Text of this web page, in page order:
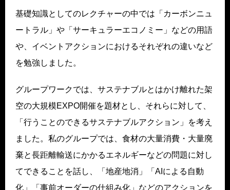
基礎知識としてのレクチャーの中では「カーボンニュ
ートラル」や「サーキュラーエコノミー」などの用語
や、イベントアクションにおけるそれぞれの違いなど
を勉強しました。
グループワークでは、サステナブルとはかけ離れた架
空の大規模EXPO開催を題材とし、それらに対して、
「行うことのできるサステナブルアクション」を考え
ました。私のグループでは、食材の大量消費・大量廃
棄と長距離輸送にかかるエネルギーなどの問題に対し
てできることを話し、「地産地消」「AIによる自動
化」「事前オーダーの仕組み化」などのアクションを